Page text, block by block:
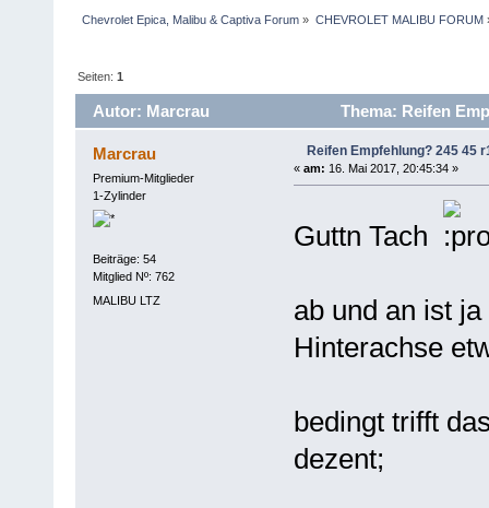
Chevrolet Epica, Malibu & Captiva Forum » CHEVROLET MALIBU FORUM
Seiten:1
Autor: Marcrau Thema: Reifen
Marcrau
Premium-Mitglieder
1-Zylinder
Beiträge: 54
Mitglied Nº: 762
MALIBU LTZ
Reifen Empfehlung? 245 45
« am: 16. Mai 2017, 20:45:34 »
Guttn Tach
ab und an ist
Hinterachse
bedingt trifft
dezent;